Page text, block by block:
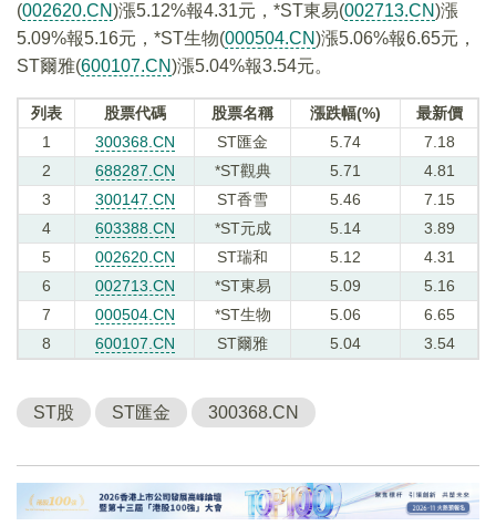
(002620.CN)漲5.12%報4.31元，*ST東易(002713.CN)漲
5.09%報5.16元，*ST生物(000504.CN)漲5.06%報6.65元，
ST爾雅(600107.CN)漲5.04%報3.54元。
列表 股票代碼 股票名稱 漲跌幅(%)
最新價
1
300368.CN ST匯金 5.74
7.18
2
688287.CN *ST觀典 5.71
4.81
3
300147.CN ST香雪 5.46
7.15
4
603388.CN *ST元成 5.14
3.89
5
002620.CN ST瑞和 5.12
4.31
6
002713.CN *ST東易 5.09
5.16
7
000504.CN *ST生物 5.06
6.65
8
600107.CN ST爾雅 5.04 3.54
ST股 ST匯金 300368.CN